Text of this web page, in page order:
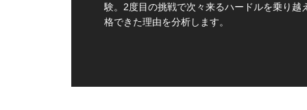
験。2度目の挑戦で次々来るハードルを乗り越
格できた理由を分析します。